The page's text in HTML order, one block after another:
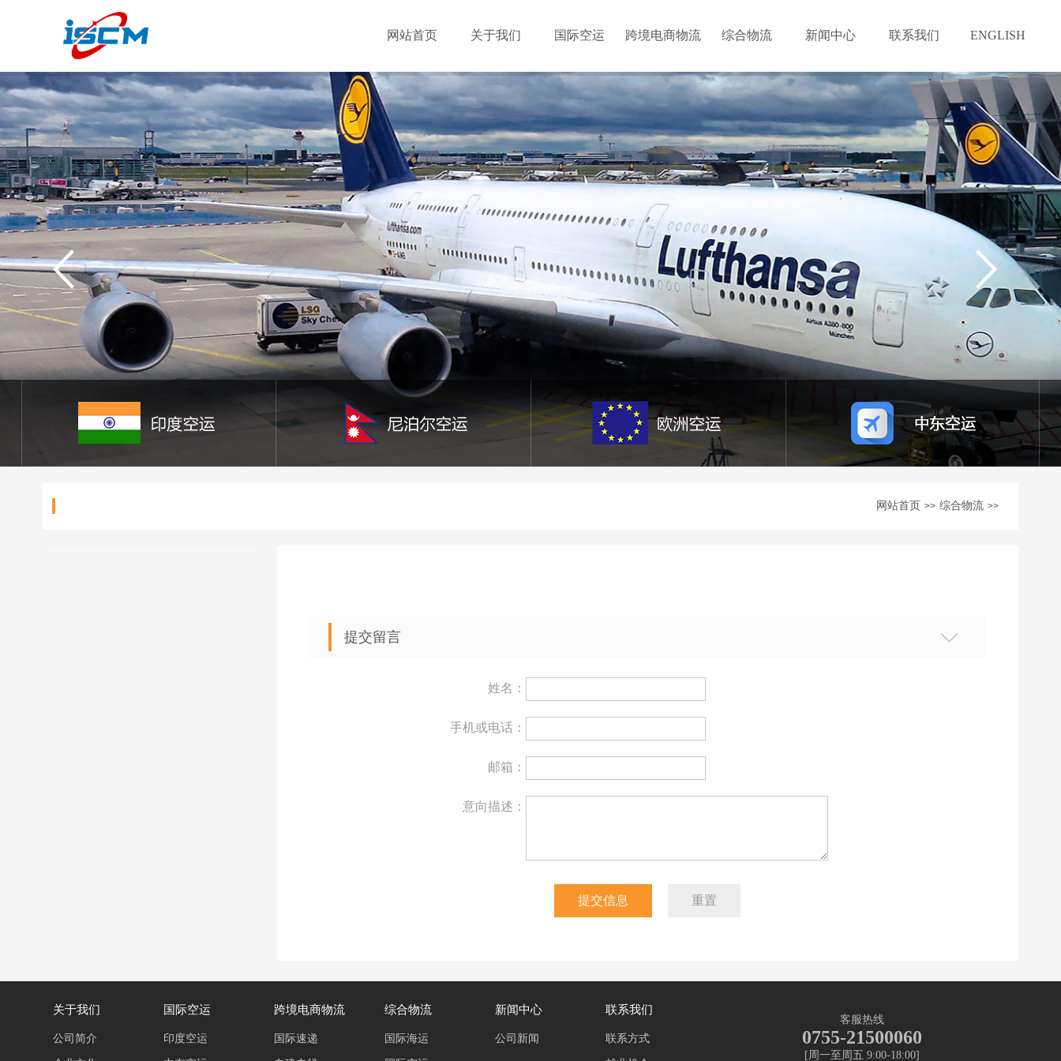
网站首页 关于我们 国际空运 跨境电商物流 综合物流 新闻中心 联系我们 ENGLISH
网站首页 >> 综合物流 >>
提交留言
姓名：
手机或电话：
邮箱：
意向描述：
关于我们
公司简介
国际空运
印度空运
跨境电商物流
国际速递
综合物流
国际海运
新闻中心
公司新闻
联系我们
联系方式
客服热线
0755-21500060
[周一至周五 9:00-18:00]